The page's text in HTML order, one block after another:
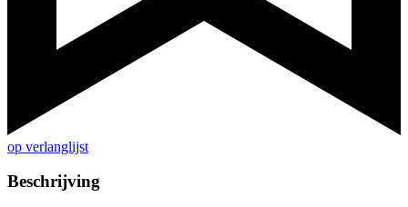
op verlanglijst
Beschrijving